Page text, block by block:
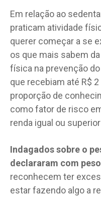
Em relação ao
praticam atividade
querer começar a se
os que mais sabem
física na prevenção
que recebiam até R$
proporção de
como fator de risco
renda igual ou
Indagados sobre o
declararam com
reconhecem ter
estar fazendo algo a